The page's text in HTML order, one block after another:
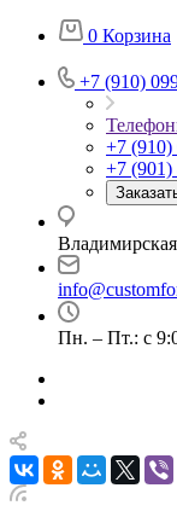
0 Корзина
+7 (910)
+7 (910)
+7 (901)
Пн. – Пт.: с